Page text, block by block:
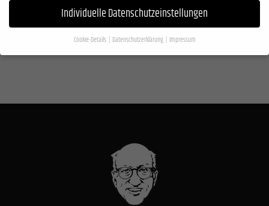
Individuelle Datenschutzeinstellungen
Cookie-Details Datenschutzerklärung Impressum
Datenschutzeinstellungen
Personenbezogene Daten können verarbeitet werden (z. B. IP-
Adressen), z. B. für personalisierte Anzeigen und Inhalte oder Anzeigen- und
Weitere Informationen über die Verwendung Ihrer Daten finden Sie
Hier finden Sie eine Übersicht über alle verwendeten Cookies. Sie können Ihre